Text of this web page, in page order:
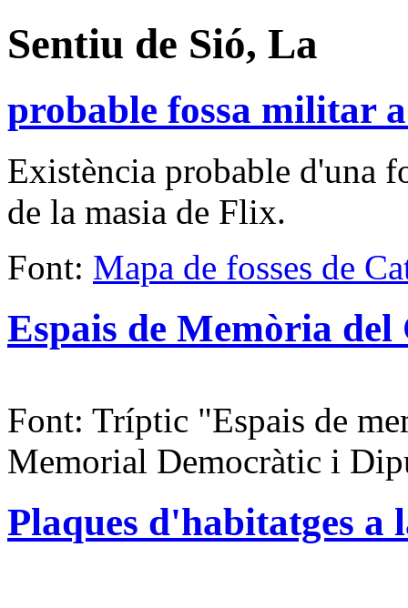
Sentiu de Sió, La
probable fossa militar
Existència probable d'una
de la masia de Flix.
Font: Mapa de fosses de
Espais de Memòria del
Font: Tríptic "Espais de
Memorial Democràtic i
Plaques d'habitatges a